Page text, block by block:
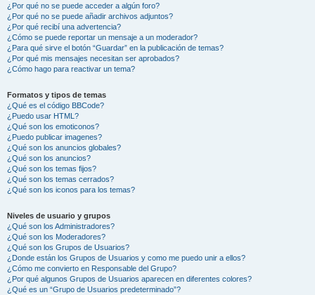
¿Por qué no se puede acceder a algún foro?
¿Por qué no se puede añadir archivos adjuntos?
¿Por qué recibí una advertencia?
¿Cómo se puede reportar un mensaje a un moderador?
¿Para qué sirve el botón “Guardar” en la publicación de temas?
¿Por qué mis mensajes necesitan ser aprobados?
¿Cómo hago para reactivar un tema?
Formatos y tipos de temas
¿Qué es el código BBCode?
¿Puedo usar HTML?
¿Qué son los emoticonos?
¿Puedo publicar imagenes?
¿Qué son los anuncios globales?
¿Qué son los anuncios?
¿Qué son los temas fijos?
¿Qué son los temas cerrados?
¿Qué son los iconos para los temas?
Niveles de usuario y grupos
¿Qué son los Administradores?
¿Qué son los Moderadores?
¿Qué son los Grupos de Usuarios?
¿Donde están los Grupos de Usuarios y como me puedo unir a ellos?
¿Cómo me convierto en Responsable del Grupo?
¿Por qué algunos Grupos de Usuarios aparecen en diferentes colores?
¿Qué es un “Grupo de Usuarios predeterminado”?